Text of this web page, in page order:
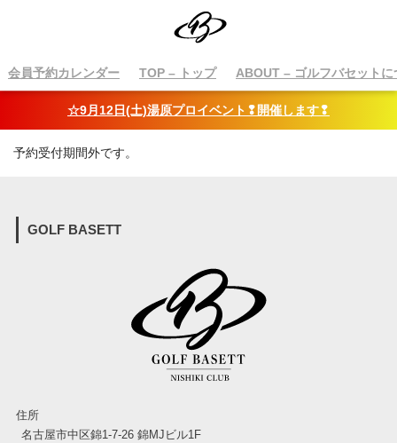
会員予約カレンダー TOP – トップ ABOUT – ゴルフバセットに
☆9月12日(土)湯原プロイベント❢開催します❢
予約受付期間外です。
GOLF BASETT
住所
名古屋市中区錦1-7-26 錦MJビル1F